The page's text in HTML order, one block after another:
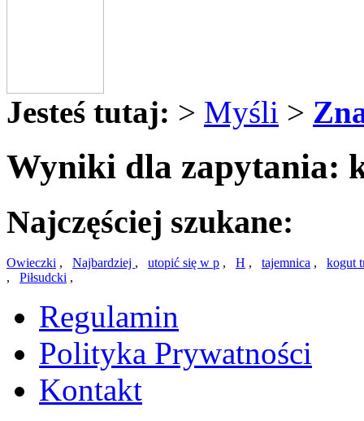
Jesteś tutaj: > Myśli >
Wyniki dla zapytania:
Najczęściej szukane:
Owieczki , Najbardziej , utopić się w p , H , tajemnica , kogut
, Piłsudcki ,
Regulamin
Polityka Prywatności
Kontakt